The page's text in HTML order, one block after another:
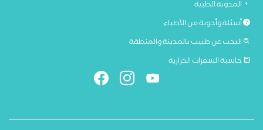
المدونة الطبية
أسئلة وأجوبة من الأطباء
البحث عن طبيب بالمدينة والمنطقة
حاسبة السعرات الحرارية